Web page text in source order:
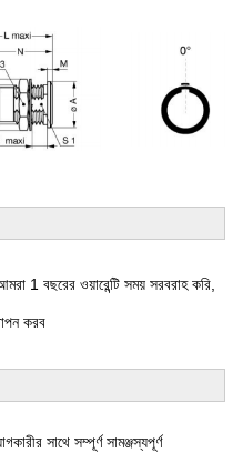
1 বছরের ওয়ারেন্টি সময় সরবরাহ করি,
করব
সাথে সম্পূর্ণ সামঞ্জস্যপূর্ণ